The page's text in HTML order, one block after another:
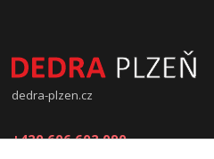
dedra-plzen.cz
+420 606 602 090